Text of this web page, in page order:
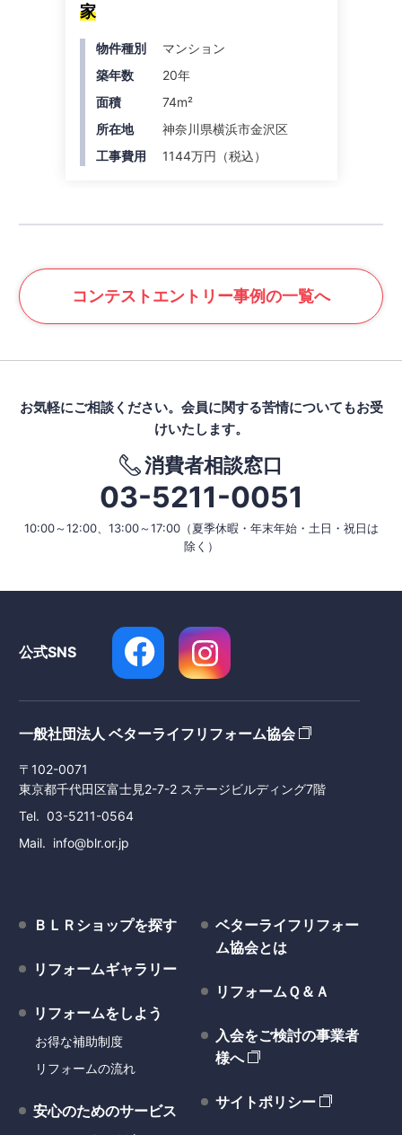
家
物件種別
マンション
築年数
20年
面積
74m²
所在地
神奈川県横浜市金沢区
工事費用
1144万円（税込）
コンテストエントリー事例の一覧へ
お気軽にご相談ください。 会員に関する苦情についてもお受
けいたします。
消費者相談窓口
03-5211-0051
10:00～12:00、13:00～17:00（夏季休暇・年末年始・土日・祝日は
除く）
公式SNS
一般社団法人 ベターライフリフォーム協会
〒102-0071
東京都千代田区富士見2-7-2 ステージビルディング7階
Tel
03-5211-0564
Mail
info@blr.or.jp
ＢＬＲショップを探す
リフォームギャラリー
リフォームをしよう
お得な補助制度
リフォームの流れ
安心のためのサービス
ベターライフリフォー
ム協会とは
リフォームＱ＆Ａ
入会をご検討の事業者
様へ
サイトポリシー